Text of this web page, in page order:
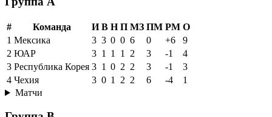
# Команда И В Н П МЗ ПМ РМ О
1 Мексика 3 3 0 0 6 0 +6
9
2 ЮАР 3 1 1 1 2 3 -1
4
3 Республика Корея 3 1 0 2 2 3 -1
3
4 Чехия 3 0 1 2 2 6 -4
1
Матчи